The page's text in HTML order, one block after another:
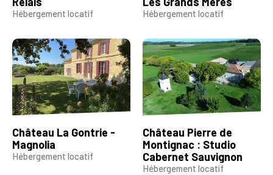
Hébergement locatif Hébergement locatif
Château La Gontrie -
Magnolia
Hébergement locatif
Château Pierre de
Montignac : Studio
Cabernet Sauvignon
Hébergement locatif